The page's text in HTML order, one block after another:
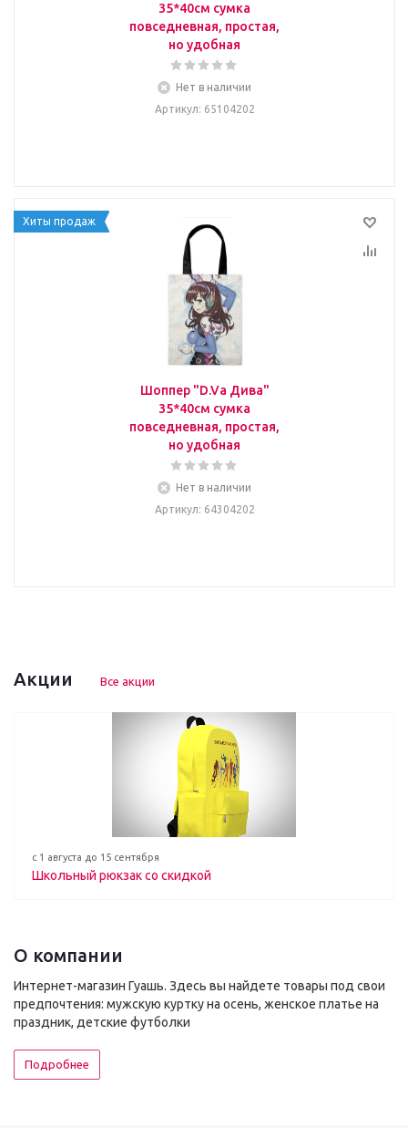
35*40см сумка
повседневная, простая,
но удобная
Нет в наличии
Артикул: 65104202
Хиты продаж
Шоппер "D.Va Дива"
35*40см сумка
повседневная, простая,
но удобная
Нет в наличии
Артикул: 64304202
Акции Все акции
с 1 августа до 15 сентября
Школьный рюкзак со скидкой
О компании
Интернет-магазин Гуашь. Здесь вы найдете товары под свои
предпочтения: мужскую куртку на осень, женское платье на
праздник, детские футболки
Подробнее